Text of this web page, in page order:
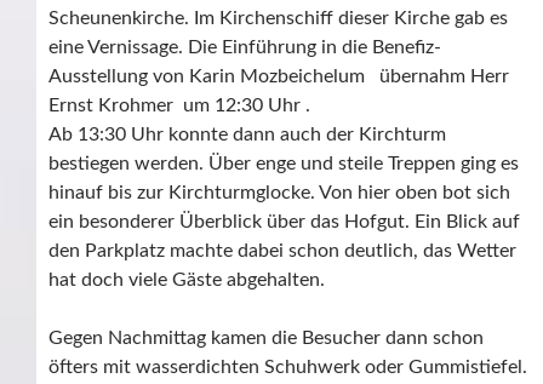
Scheunenkirche. Im Kirchenschiff dieser Kirche gab es
eine Vernissage. Die Einführung in die Benefiz-
Ausstellung von Karin Mozbeichelum übernahm Herr
Ernst Krohmer um 12:30 Uhr .
Ab 13:30 Uhr konnte dann auch der Kirchturm
bestiegen werden. Über enge und steile Treppen ging es
hinauf bis zur Kirchturmglocke. Von hier oben bot sich
ein besonderer Überblick über das Hofgut. Ein Blick auf
den Parkplatz machte dabei schon deutlich, das Wetter
hat doch viele Gäste abgehalten.
Gegen Nachmittag kamen die Besucher dann schon
öfters mit wasserdichten Schuhwerk oder Gummistiefel.